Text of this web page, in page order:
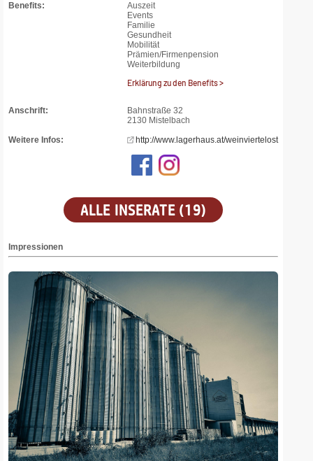
Benefits:
Auszeit
Events
Familie
Gesundheit
Mobilität
Prämien/Firmenpension
Weiterbildung
Erklärung zu den Benefits >
Anschrift:
Bahnstraße 32
2130 Mistelbach
Weitere Infos:
http://www.lagerhaus.at/weinviertelost
ALLE INSERATE (19)
Impressionen